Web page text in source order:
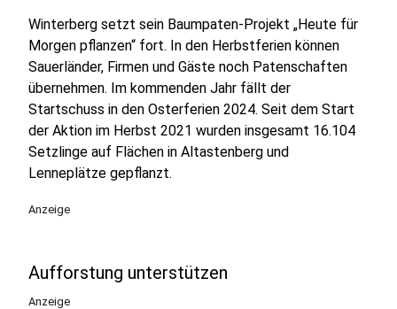
Winterberg setzt sein Baumpaten-Projekt „Heute für
Morgen pflanzen“ fort. In den Herbstferien können
Sauerländer, Firmen und Gäste noch Patenschaften
übernehmen. Im kommenden Jahr fällt der
Startschuss in den Osterferien 2024. Seit dem Start
der Aktion im Herbst 2021 wurden insgesamt 16.104
Setzlinge auf Flächen in Altastenberg und
Lenneplätze gepflanzt.
Anzeige
Aufforstung unterstützen
Anzeige